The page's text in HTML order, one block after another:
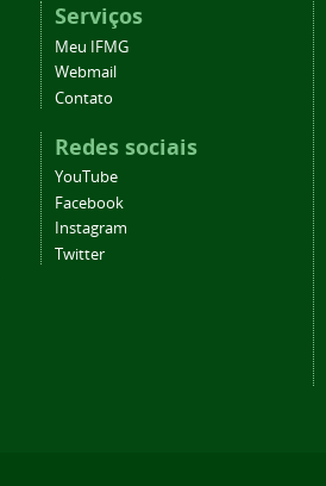
Serviços
Meu IFMG
Webmail
Contato
Redes sociais
YouTube
Facebook
Instagram
Twitter